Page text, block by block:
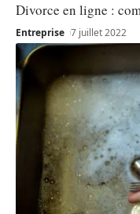
Divorce en ligne :
Entreprise 7 juillet 2022